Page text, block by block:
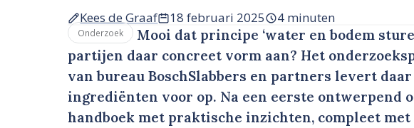
Kees de Graaf 18 februari 2025 4 minuten
Onderzoek
Mooi dat principe ‘water en bodem
partijen daar concreet vorm aan? Het
van bureau BoschSlabbers en partners levert
ingrediënten voor op. Na een eerste ontwerpend
handboek met praktische inzichten, compleet